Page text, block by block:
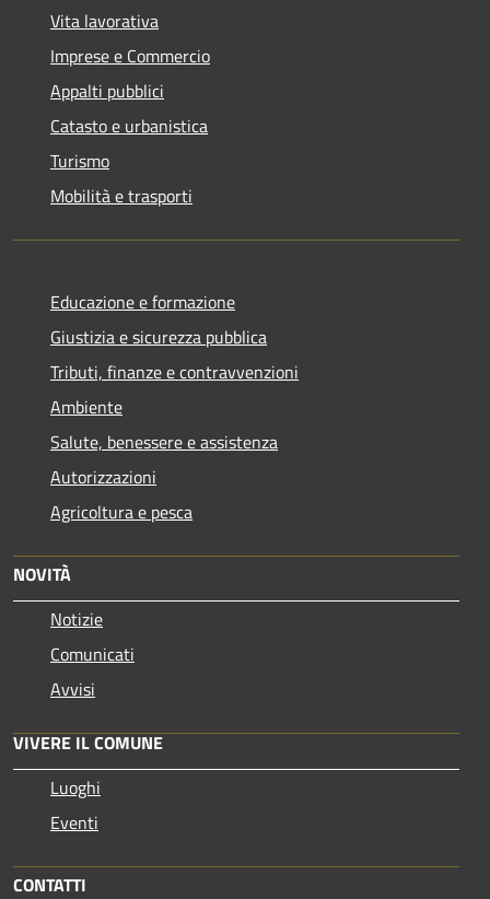
Vita lavorativa
Imprese e Commercio
Appalti pubblici
Catasto e urbanistica
Turismo
Mobilità e trasporti
Educazione e formazione
Giustizia e sicurezza pubblica
Tributi, finanze e contravvenzioni
Ambiente
Salute, benessere e assistenza
Autorizzazioni
Agricoltura e pesca
NOVITÀ
Notizie
Comunicati
Avvisi
VIVERE IL COMUNE
Luoghi
Eventi
CONTATTI